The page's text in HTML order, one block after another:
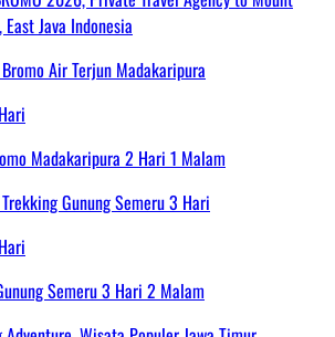
Java Indonesia
Madakaripura 2 Hari 1 Malam
Semeru 3 Hari 2 Malam